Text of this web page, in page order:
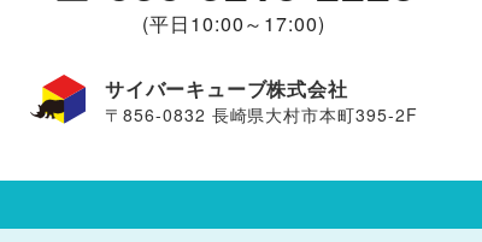
(平日10:00～17:00)
サイバーキューブ株式会社
〒856-0832 長崎県大村市本町395-2F